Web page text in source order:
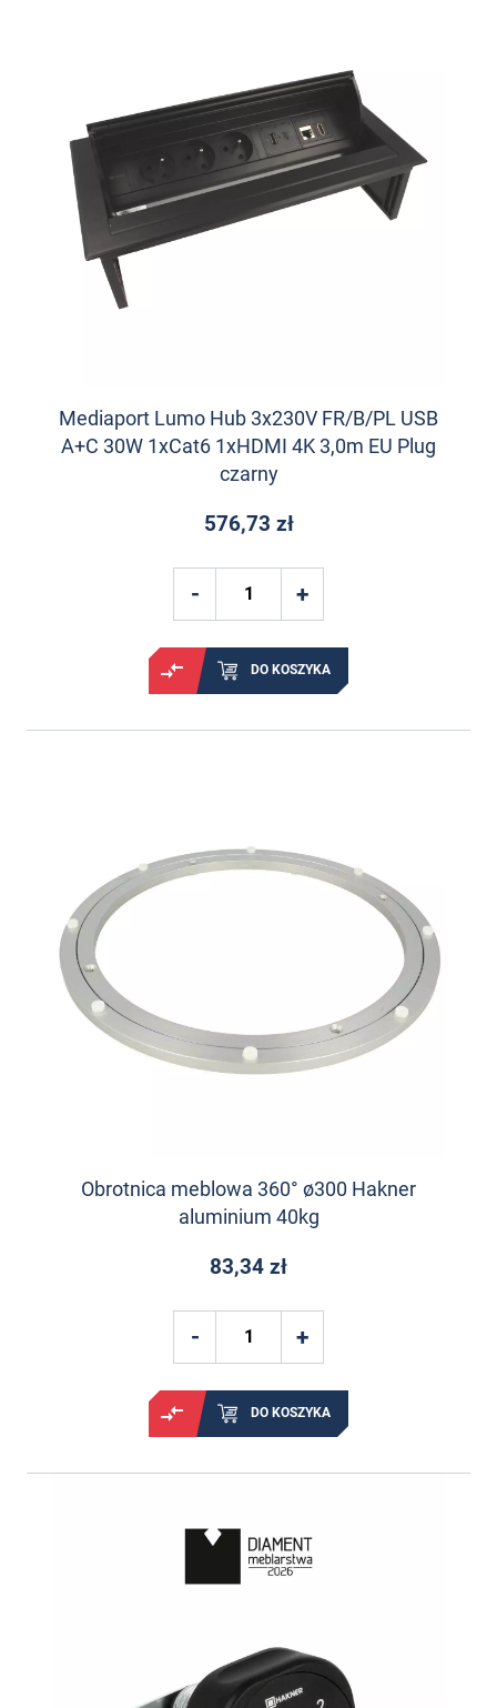
Mediaport Lumo Hub 3x230V FR/B/PL USB
A+C 30W 1xCat6 1xHDMI 4K 3,0m EU Plug
czarny
576,73 zł
DO KOSZYKA
Obrotnica meblowa 360° ø300 Hakner
aluminium 40kg
83,34 zł
DO KOSZYKA